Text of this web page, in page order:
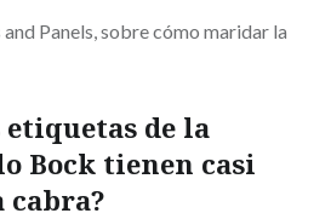
Panels, sobre cómo maridar la
etiquetas de la
Bock tienen casi
cabra?